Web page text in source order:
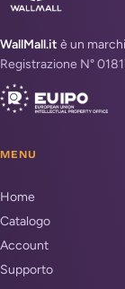
WallMall.it è un
Registrazione N°
MENU
Home
Catalogo
Account
Supporto